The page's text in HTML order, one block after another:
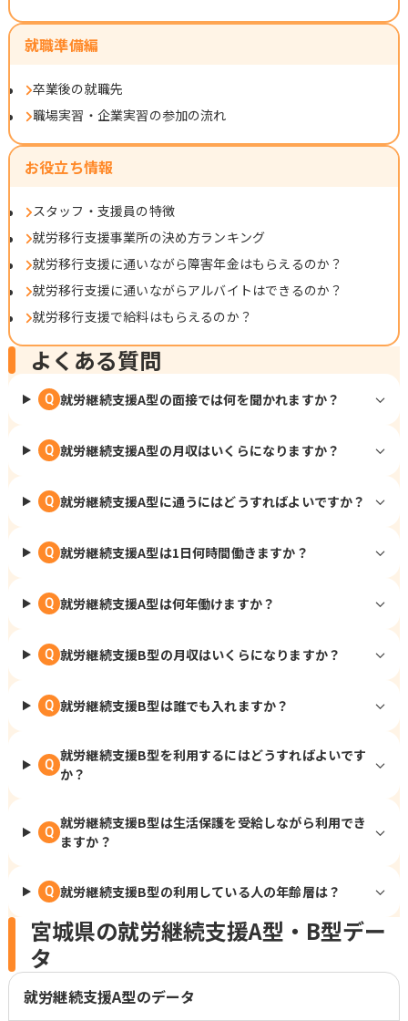
就職準備編
卒業後の就職先
職場実習・企業実習の参加の流れ
お役立ち情報
スタッフ・支援員の特徴
就労移行支援事業所の決め方ランキング
就労移行支援に通いながら障害年金はもらえるのか？
就労移行支援に通いながらアルバイトはできるのか？
就労移行支援で給料はもらえるのか？
よくある質問
Q 就労継続支援A型の面接では何を聞かれますか？
Q 就労継続支援A型の月収はいくらになりますか？
Q 就労継続支援A型に通うにはどうすればよいですか？
Q 就労継続支援A型は1日何時間働きますか？
Q 就労継続支援A型は何年働けますか？
Q 就労継続支援B型の月収はいくらになりますか？
Q 就労継続支援B型は誰でも入れますか？
Q
就労継続支援B型を利用するにはどうすればよいです
か？
Q
就労継続支援B型は生活保護を受給しながら利用でき
ますか？
Q 就労継続支援B型の利用している人の年齢層は？
宮城県の就労継続支援A型・B型デー
タ
就労継続支援A型のデータ